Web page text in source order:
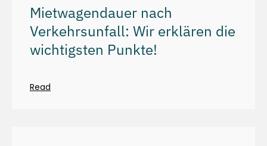
Mietwagendauer nach
Verkehrsunfall: Wir erklären die
wichtigsten Punkte!
Read